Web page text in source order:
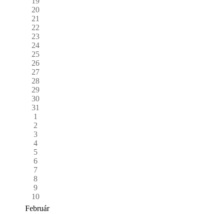
20
21
22
23
24
25
26
27
28
29
30
31
1
2
3
4
5
6
7
8
9
10
Február